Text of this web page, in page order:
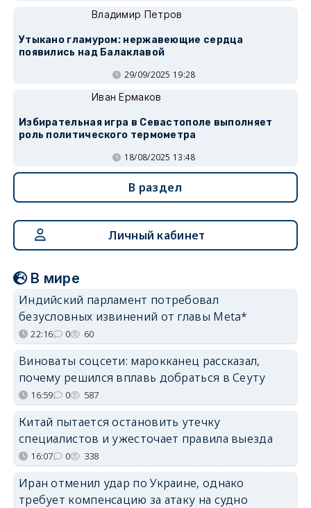
Владимир Петров
Утыкано гламуром: нержавеющие сердца
появились над Балаклавой
29/09/2025 19:28
Иван Ермаков
Избирательная игра в Севастополе выполняет
роль политического термометра
18/08/2025 13:48
В раздел
Личный кабинет
В мире
Индийский парламент потребовал
безусловных извинений от главы Meta*
22:16 0 60
Виноваты соцсети: марокканец рассказал,
почему решился вплавь добраться в Сеуту
16:59 0 587
Китай пытается остановить утечку
специалистов и ужесточает правила выезда
16:07 0 338
Иран отменил удар по Украине, однако
требует компенсацию за атаку на судно